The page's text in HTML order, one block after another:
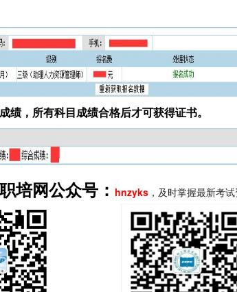
绩， 所有科目成绩合格后才可获得证书。
培网公众号： hnzyks ，及时掌握最新考